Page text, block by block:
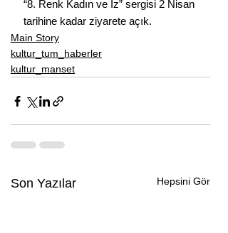
“8. Renk Kadın ve İz” sergisi 2 Nisan
tarihine kadar ziyarete açık.
Main Story
kultur_tum_haberler
kultur_manset
Son Yazılar Hepsini Gör